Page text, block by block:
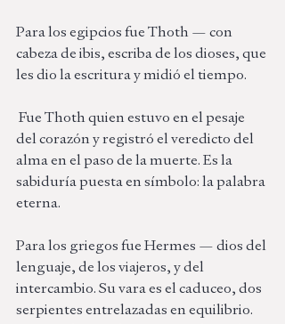
Para los egipcios fue Thoth — con
cabeza de ibis, escriba de los dioses, que
les dio la escritura y midió el tiempo.
del corazón y registró el veredicto del
alma en el paso de la muerte. Es la
sabiduría puesta en símbolo: la palabra
eterna.
Para los griegos fue Hermes — dios del
lenguaje, de los viajeros, y del
intercambio. Su vara es el caduceo, dos
serpientes entrelazadas en equilibrio.